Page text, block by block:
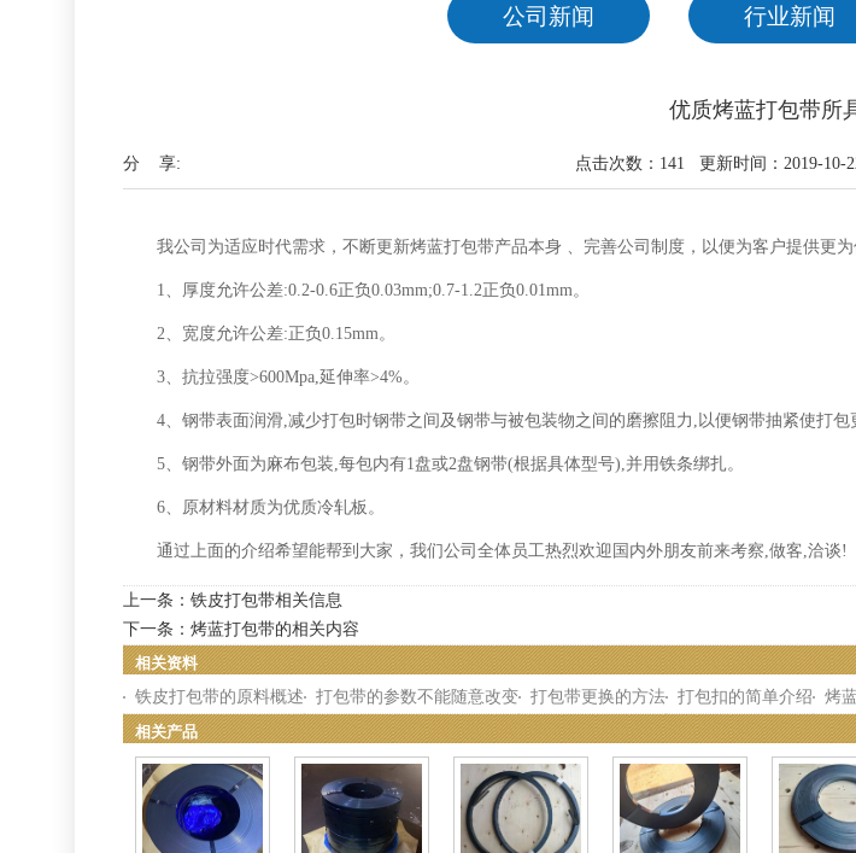
公司新闻 行业新闻
优质烤蓝打包带所
点击次数： 141 更新时间：2019-10-
分 享:
我公司为适应时代需求，不断更新烤蓝打包带产品本身 、完善公司制度，以便为客户提供更为
1、厚度允许公差:0.2-0.6正负0.03mm;0.7-1.2正负0.01mm。
2、宽度允许公差:正负0.15mm。
3、抗拉强度>600Mpa,延伸率>4%。
4、钢带表面润滑,减少打包时钢带之间及钢带与被包装物之间的磨擦阻力,以便钢带抽紧使打包
5、钢带外面为麻布包装,每包内有1盘或2盘钢带(根据具体型号),并用铁条绑扎。
6、原材料材质为优质冷轧板。
通过上面的介绍希望能帮到大家，我们公司全体员工热烈欢迎国内外朋友前来考察,做客,洽谈!
上一条： 铁皮打包带相关信息
下一条： 烤蓝打包带的相关内容
相关资料
铁皮打包带的原料概述
打包带的参数不能随意改变 打包带更换的方法 打包扣的简单介绍
烤
相关产品